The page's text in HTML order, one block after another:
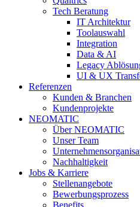
Tech Beratung
IT Architektur
Toolauswahl
Integration
Data & AI
Legacy
UI & UX
Referenzen
Kunden & Branchen
Kundenprojekte
NEOMATIC
Über NEOMATIC
Unser Team
Nachhaltigkeit
Jobs & Karriere
Stellenangebote
Bewerbungsprozess
Benefits